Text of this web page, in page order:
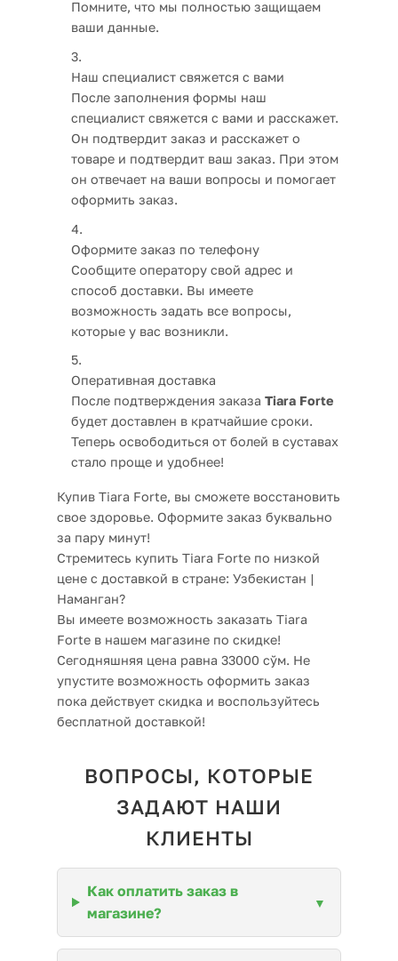
Помните, что мы полностью защищаем
ваши данные.
Наш специалист свяжется с вами
После заполнения формы наш
специалист свяжется с вами и расскажет.
Он подтвердит заказ и расскажет о
товаре и подтвердит ваш заказ. При этом
он отвечает на ваши вопросы и помогает
оформить заказ.
Оформите заказ по телефону
Сообщите оператору свой адрес и
способ доставки. Вы имеете
возможность задать все вопросы,
которые у вас возникли.
Оперативная доставка
После подтверждения заказа Tiara Forte
будет доставлен в кратчайшие сроки.
Теперь освободиться от болей в суставах
стало проще и удобнее!
Купив Tiara Forte, вы сможете восстановить
свое здоровье. Оформите заказ буквально
за пару минут!
Стремитесь купить Tiara Forte по низкой
цене с доставкой в стране: Узбекистан |
Наманган?
Вы имеете возможность заказать Tiara
Forte в нашем магазине по скидке!
Сегодняшняя цена равна 33000 сўм. Не
упустите возможность оформить заказ
пока действует скидка и воспользуйтесь
бесплатной доставкой!
ВОПРОСЫ, КОТОРЫЕ
ЗАДАЮТ НАШИ
КЛИЕНТЫ
Как оплатить заказ в
магазине?